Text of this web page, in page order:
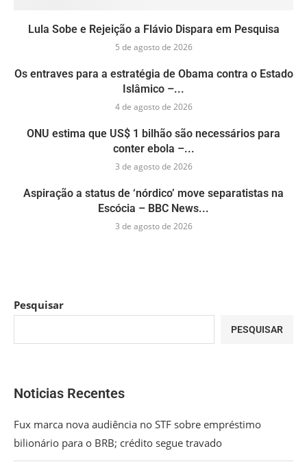
Lula Sobe e Rejeição a Flávio Dispara em Pesquisa
5 de agosto de 2026
Os entraves para a estratégia de Obama contra o Estado
Islâmico –...
4 de agosto de 2026
ONU estima que US$ 1 bilhão são necessários para
conter ebola –...
3 de agosto de 2026
Aspiração a status de ‘nórdico’ move separatistas na
Escócia – BBC News...
3 de agosto de 2026
Pesquisar
PESQUISAR
Noticias Recentes
Fux marca nova audiência no STF sobre empréstimo
bilionário para o BRB; crédito segue travado